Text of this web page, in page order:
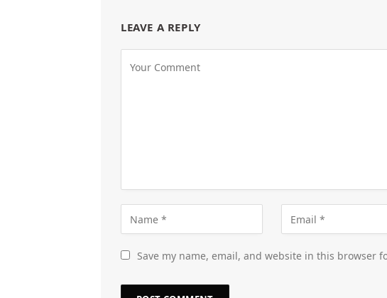
LEAVE A REPLY
Save my name, email, and website in this browser